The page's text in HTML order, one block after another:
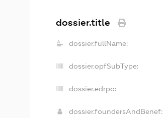
dossier.title
dossier.fullName:
dossier.opfSubType:
dossier.edrpo:
dossier.foundersAndBenef: